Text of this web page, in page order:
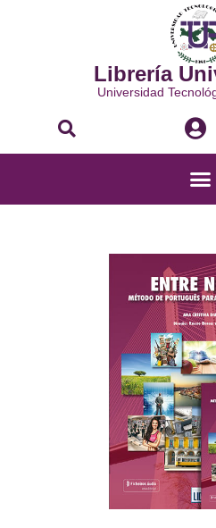
Librería
Universidad
Buscar